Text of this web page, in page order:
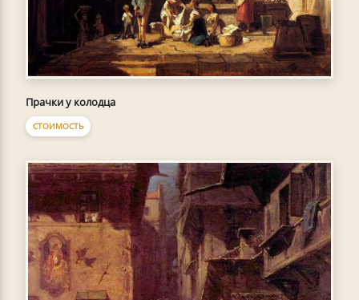
Прачки у колодца
СТОИМОСТЬ